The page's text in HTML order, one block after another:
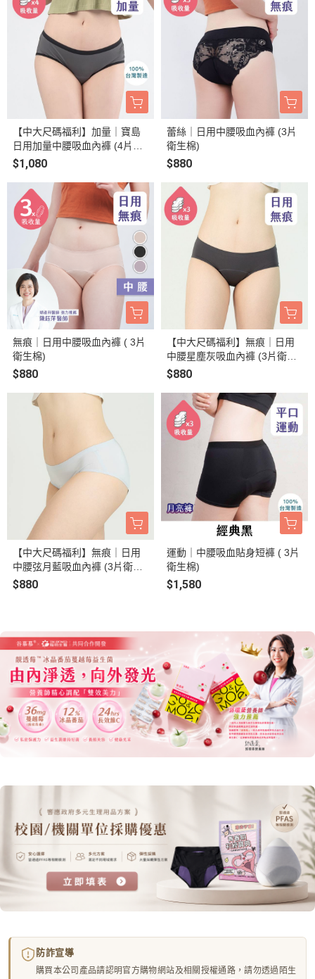
【中大尺碼福利】加量｜寶島
日用加量中腰吸血內褲 (4片衛
生棉)
$1,080
蕾絲｜日用中腰吸血內褲 (3片
衛生棉)
$880
無痕｜日用中腰吸血內褲 ( 3片
衛生棉)
$880
【中大尺碼福利】無痕｜日用
中腰星塵灰吸血內褲 (3片衛生
棉)
$880
【中大尺碼福利】無痕｜日用
中腰弦月藍吸血內褲 (3片衛生
棉)
$880
運動｜中腰吸血貼身短褲 ( 3片
衛生棉)
$1,580
防詐宣導
購買本公司產品請認明官方購物網站及相關授權通路，請勿透過陌生